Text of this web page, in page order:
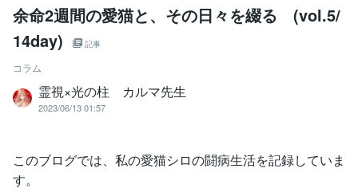
余命2週間の愛猫と、その日々を綴る (vol.5/
14day)
記事
コラム
霊視×光の柱 カルマ先生
2023/06/13 01:57
このブログでは、私の愛猫シロの闘病生活を記録していま
す。